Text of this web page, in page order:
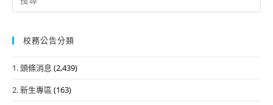
for:
校務公告分類
1. 頭條消息 (2,439)
2. 新生專區 (163)